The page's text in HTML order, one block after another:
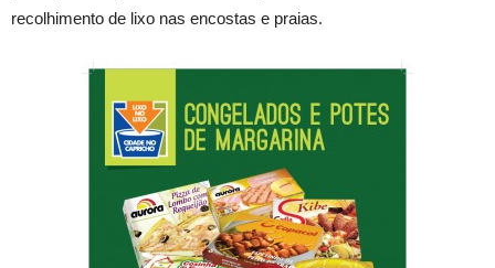
recolhimento de lixo nas encostas e praias.